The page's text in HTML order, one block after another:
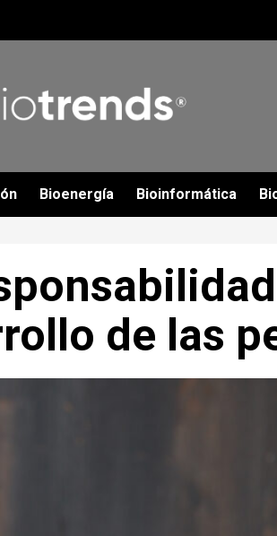
Bioenergía Bioinformática
de las